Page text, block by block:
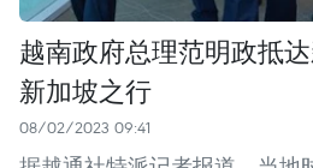
越南政府总理范明政抵
新加坡之行
08/02/2023 09:41